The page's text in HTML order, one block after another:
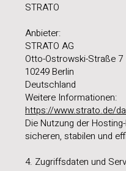
STRATO
Anbieter:
STRATO AG
Otto-Ostrowski-Straße 7
10249 Berlin
Deutschland
Weitere Informationen:
https://www.strato.de/
Die Nutzung der
sicheren, stabilen und
4. Zugriffsdaten und